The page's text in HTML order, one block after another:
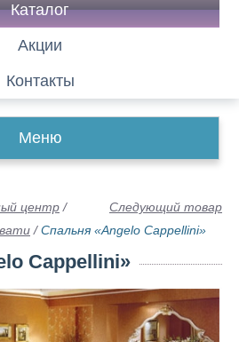
Каталог
Акции
Контакты
Меню
Следующий товар
центр /
/Спальня «Angelo Cappellini»
Cappellini»